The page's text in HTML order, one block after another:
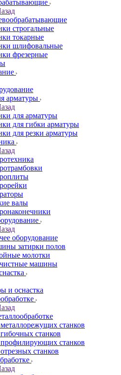
строгальные
токарные
шлифовальные
фрезерные
арматуры
для арматуры
для гибки арматуры
для резки арматуры
валы
оборудование
затирки полов
молотки
машины
и оснастка
станков
станков
станков
станков